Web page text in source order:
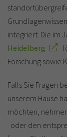
integriert. Die im
Heidelberg
Forschung sowie
Falls Sie Fragen
unserem Hause
möchten,
oder den